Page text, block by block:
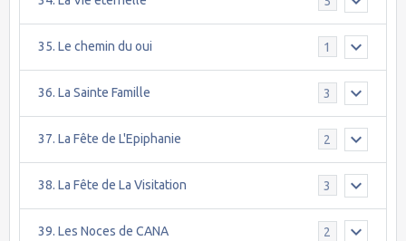
35. Le chemin du oui 1
36. La Sainte Famille 3
37. La Fête de L'Epiphanie 2
38. La Fête de La Visitation 3
39. Les Noces de CANA 2